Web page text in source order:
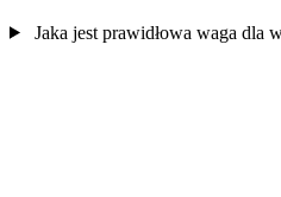
Jaka jest prawidłowa waga dla